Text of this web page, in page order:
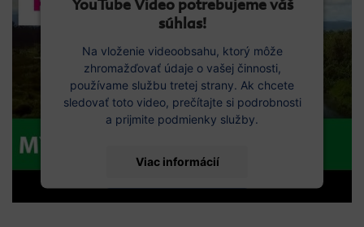
YouTube Video potrebujeme váš
súhlas!
Na vloženie videoobsahu, ktorý môže
zhromažďovať údaje o vašej činnosti,
používame službu tretej strany. Ak chcete
sledovať toto video, prečítajte si podrobnosti
a prijmite podmienky služby.
Viac informácií
Prijať